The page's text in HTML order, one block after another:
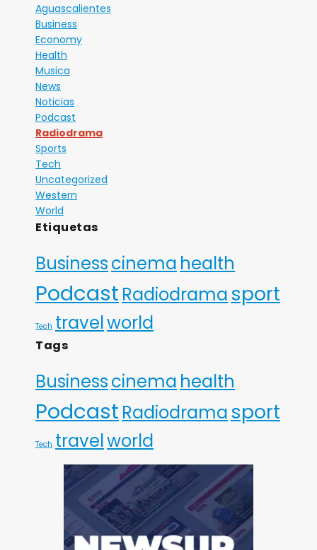
Aguascalientes
Business
Economy
Health
Musica
News
Noticias
Podcast
Radiodrama
Sports
Tech
Uncategorized
Western
World
Etiquetas
Businesscinema health
Podcast Radiodramasport
Tech travelworld
Tags
Businesscinema health
Podcast Radiodramasport
Tech travelworld